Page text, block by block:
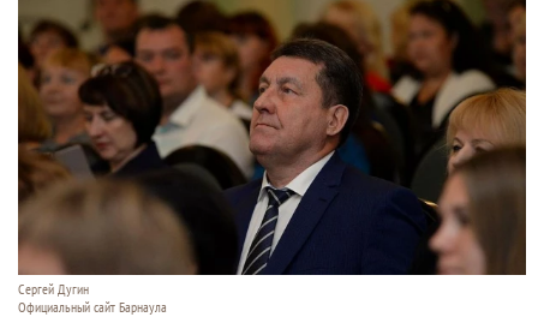
Сергей Дугин
Официальный сайт Барнаула